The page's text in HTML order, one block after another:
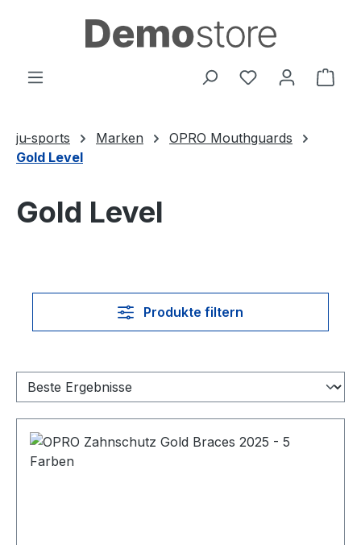
Zum Hauptinhalt springen
Du hast 0
ju-sports Marken
OPRO Mouthguards
Gold Level
Gold Level
Produkte filtern